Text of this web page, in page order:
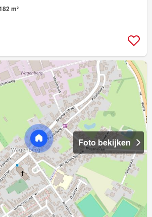
m²
Foto bekijken